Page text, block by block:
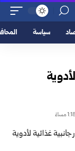
سياسة